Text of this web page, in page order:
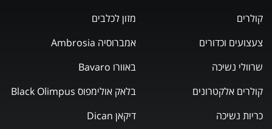
מזון לכלבים
אמברוסיה Ambrosia
באוורו Bavaro
בלאק אולימפוס Black Olimpus
דיקאן Dican
קולרים
צעצועים וכדורים
שרוולי נשיכה
קולרים אלקטרונים
כריות נשיכה